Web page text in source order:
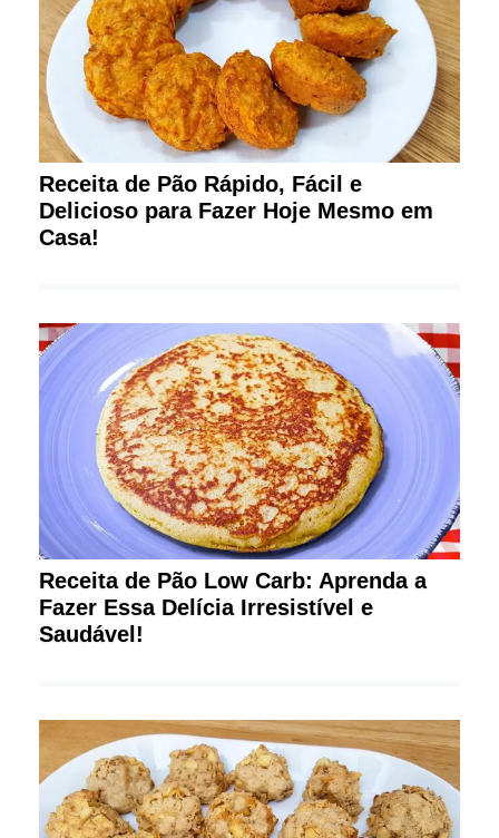
Receita de Pão Rápido, Fácil e
Delicioso para Fazer Hoje Mesmo em
Casa!
Receita de Pão Low Carb: Aprenda a
Fazer Essa Delícia Irresistível e
Saudável!